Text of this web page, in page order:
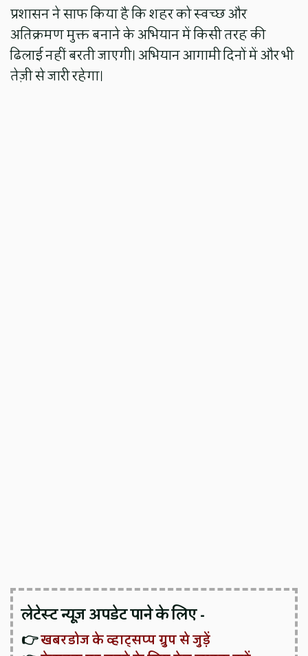
प्रशासन ने साफ किया है कि शहर को स्वच्छ और
अतिक्रमण मुक्त बनाने के अभियान में किसी तरह की
ढिलाई नहीं बरती जाएगी। अभियान आगामी दिनों में और भी
तेज़ी से जारी रहेगा।
लेटेस्ट न्यूज़ अपडेट पाने के लिए -
👉खबरडोज के व्हाट्सप्प ग्रुप से जुड़ें